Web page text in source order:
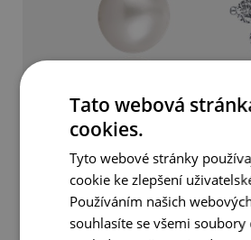
1 590 Kč
Tato webová
cookies.
Tyto webové stránky
cookie ke zlepšení
Používáním našich
souhlasíte se všemi soubory